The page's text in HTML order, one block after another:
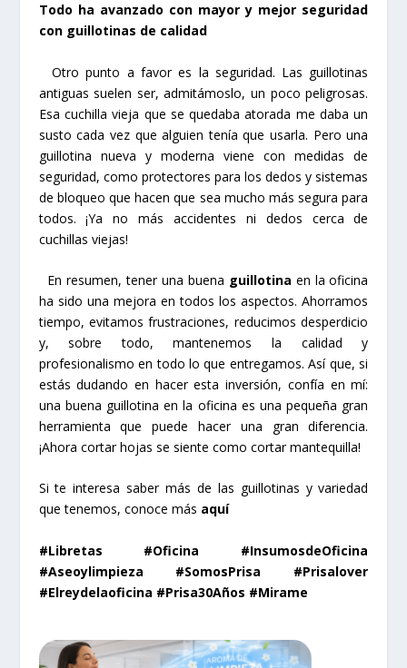
Todo ha avanzado con mayor y mejor seguridad
con guillotinas de calidad
Otro punto a favor es la seguridad. Las guillotinas
antiguas suelen ser, admitámoslo, un poco peligrosas.
Esa cuchilla vieja que se quedaba atorada me daba un
susto cada vez que alguien tenía que usarla. Pero una
guillotina nueva y moderna viene con medidas de
seguridad, como protectores para los dedos y sistemas
de bloqueo que hacen que sea mucho más segura para
todos. ¡Ya no más accidentes ni dedos cerca de
cuchillas viejas!
En resumen, tener una buena guillotina en la oficina
ha sido una mejora en todos los aspectos. Ahorramos
tiempo, evitamos frustraciones, reducimos desperdicio
y, sobre todo, mantenemos la calidad y
profesionalismo en todo lo que entregamos. Así que, si
estás dudando en hacer esta inversión, confía en mí:
una buena guillotina en la oficina es una pequeña gran
herramienta que puede hacer una gran diferencia.
¡Ahora cortar hojas se siente como cortar mantequilla!
Si te interesa saber más de las guillotinas y variedad
que tenemos, conoce más aquí
#Libretas #Oficina #InsumosdeOficina
#Aseoylimpieza #SomosPrisa #Prisalover
#Elreydelaoficina #Prisa30Años #Mirame